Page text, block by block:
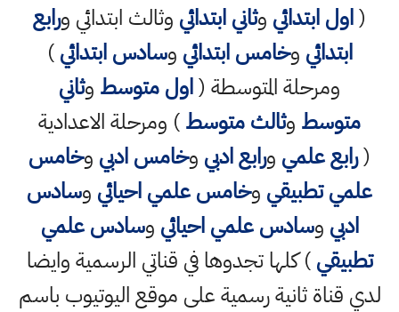
(اول ابتدائي وثاني ابتدائي وثالث ابتدائي ورابع
ابتدائي وخامس ابتدائي وسادس ابتدائي)
ومرحلة المتوسطة (اول متوسط وثاني
متوسط وثالث متوسط) ومرحلة الاعدادية
(رابع علمي ورابع ادبي وخامس ادبي وخامس
علمي تطبيقي وخامس علمي احيائي وسادس
ادبي وسادس علمي احيائي وسادس علمي
تطبيقي) كلها تجدوها في قناتي الرسمية وايضا
لدي قناة ثانية رسمية على موقع اليوتيوب باسم